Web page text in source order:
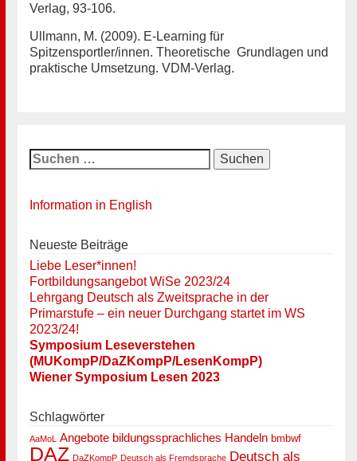
Verlag, 93-106.
Ullmann, M. (2009). E-Learning für
Spitzensportler/innen. Theoretische Grundlagen und
praktische Umsetzung. VDM-Verlag.
Suchen
nach:
Information in English
Neueste Beiträge
Liebe Leser*innen!
Fortbildungsangebot WiSe 2023/24
Lehrgang Deutsch als Zweitsprache in der
Primarstufe – ein neuer Durchgang startet im WS
2023/24!
Symposium Leseverstehen
(MUKompP/DaZKompP/LesenKompP)
Wiener Symposium Lesen 2023
Schlagwörter
AaMoL Angebote bildungssprachliches Handeln bmbwf
DAZ DaZKompP Deutsch als Fremdsprache Deutsch als